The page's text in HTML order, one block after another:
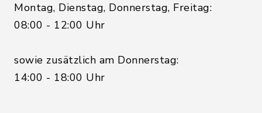
Montag, Dienstag, Donnerstag, Freitag:
08:00 - 12:00 Uhr
sowie zusätzlich am Donnerstag:
14:00 - 18:00 Uhr